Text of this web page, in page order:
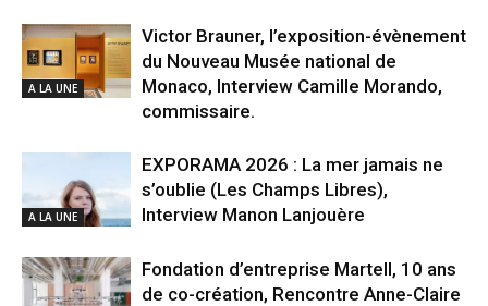
A LA UNE
Victor Brauner, l’exposition-évènement
du Nouveau Musée national de
Monaco, Interview Camille Morando,
commissaire.
A LA UNE
EXPORAMA 2026 : La mer jamais ne
s’oublie (Les Champs Libres),
Interview Manon Lanjouère
Fondation d’entreprise Martell, 10 ans
de co-création, Rencontre Anne-Claire